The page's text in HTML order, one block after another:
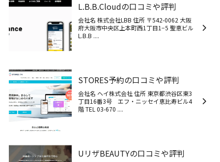
L.B.B.Cloudの口コミや評判
会社名 株式会社LBB 住所 〒542-0062 大阪
府大阪市中央区上本町西1丁目1−5 聖恵ビル
L.B.B ....
STORES予約の口コミや評判
会社名 ヘイ株式会社 住所 東京都渋谷区東3
丁目16番3号 エフ・ニッセイ恵比寿ビル4
階 TEL 03-670 ....
UリザBEAUTYの口コミや評判